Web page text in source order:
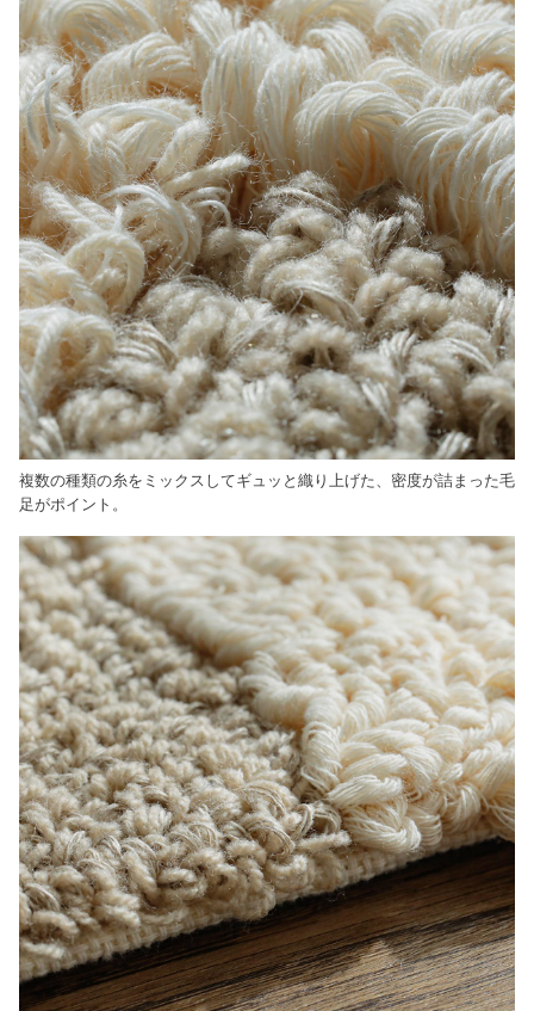
複数の種類の糸をミックスしてギュッと織り上げた、密度が詰まった毛
足がポイント。